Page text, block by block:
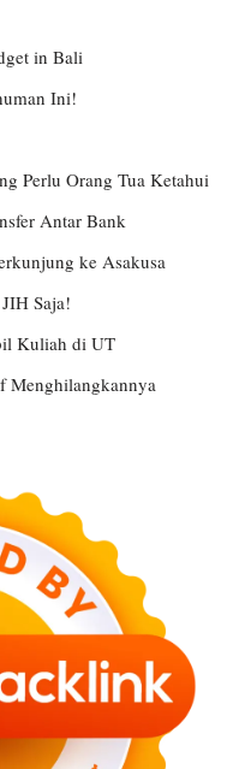
in Bali
Ini!
Perlu Orang Tua Ketahui
Antar Bank
ke Asakusa
Saja!
Kuliah di UT
Menghilangkannya